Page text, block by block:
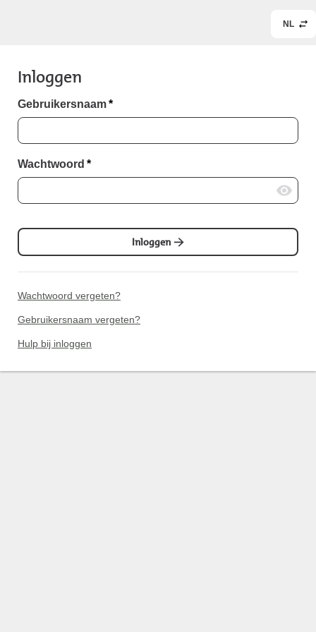
NL
Inloggen
Gebruikersnaam*
Wachtwoord *
Inloggen
Wachtwoord vergeten?
Gebruikersnaam vergeten?
Hulp bij inloggen